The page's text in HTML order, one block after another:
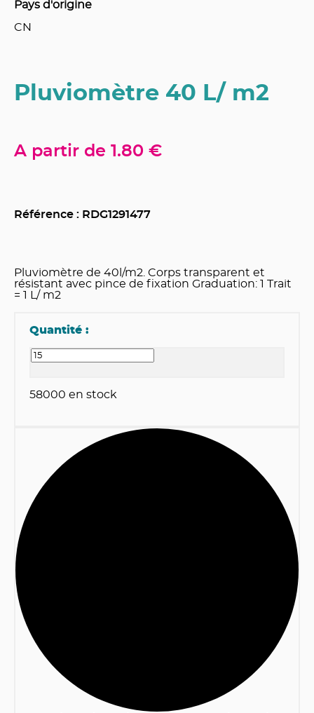
Pays d'origine
CN
Pluviomètre 40 L/ m2
A partir de 1.80 €
Référence : RDG1291477
Pluviomètre de 40l/m2. Corps transparent et
résistant avec pince de fixation Graduation: 1 Trait
= 1 L/ m2
Quantité :
58000 en stock